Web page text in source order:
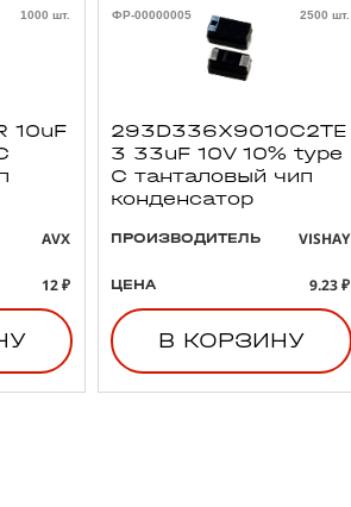
1000 шт.
10uF
AVX
12 ₽
ФР-00000005
2500 шт.
293D336X9010C2TE
3 33uF 10V 10% type
C танталовый чип
конденсатор
ПРОИЗВОДИТЕЛЬ VISHAY
ЦЕНА 9.23 ₽
В КОРЗИНУ